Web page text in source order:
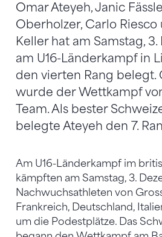
Omar Ateyeh, Janic
Oberholzer, Carlo Riesco
Keller hat am Samstag,
am U16-Länderkampf in
den vierten Rang belegt.
wurde der Wettkampf
Team. Als bester
belegte Ateyeh den 7.
Am U16-Länderkampf im
kämpften am Samstag, 3.
Nachwuchsathleten von
Frankreich, Deutschland,
um die Podestplätze. Das